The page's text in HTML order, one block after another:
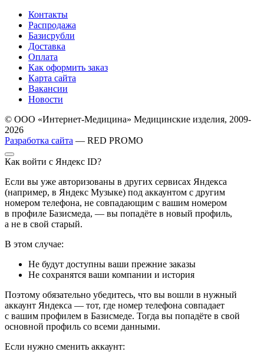
Контакты
Распродажа
Базисрубли
Доставка
Оплата
Как оформить заказ
Карта сайта
Вакансии
Новости
© ООО «Интернет-Медицина» Медицинские изделия, 2009-
2026
Разработка сайта — RED PROMO
Как войти с Яндекс ID?
Если вы уже авторизованы в других сервисах Яндекса
(например, в Яндекс Музыке) под аккаунтом с другим
номером телефона, не совпадающим с вашим номером
в профиле Базисмеда, — вы попадёте в новый профиль,
а не в свой старый.
В этом случае:
Не будут доступны ваши прежние заказы
Не сохранятся ваши компании и история
Поэтому обязательно убедитесь, что вы вошли в нужный
аккаунт Яндекса — тот, где номер телефона совпадает
с вашим профилем в Базисмеде. Тогда вы попадёте в свой
основной профиль со всеми данными.
Если нужно сменить аккаунт: